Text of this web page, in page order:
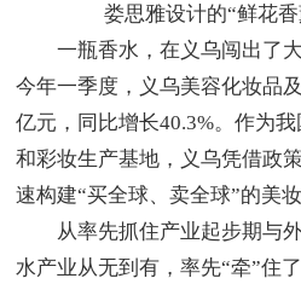
娄思雅设计的“鲜花
一瓶香水，在义乌闯出了大
今年一季度，义乌美容化妆品
亿元，同比增长40.3%。作为
和彩妆生产基地，义乌凭借政
速构建“买全球、卖全球”的美
从率先抓住产业起步期与外
水产业从无到有，率先“牵”住